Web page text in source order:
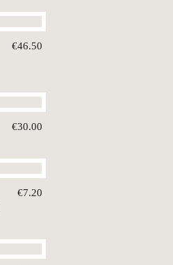
€46.50
€30.00
€7.20